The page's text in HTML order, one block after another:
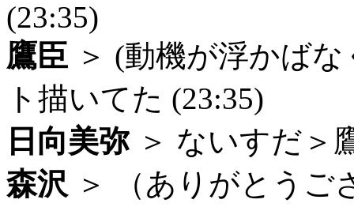
(23:35)
鷹臣 ＞ (動機が浮かば
ト描いてた (23:35)
日向美弥 ＞ ないすだ＞
森沢 ＞ （ありがとうご